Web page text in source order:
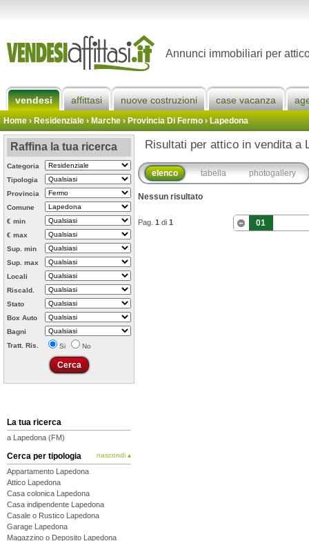
Annunci immobiliari per
vendesi affittasi nuove costruzioni case vacanza
Home› Residenziale › Marche ›Provincia Di Fermo›Lapedona
Raffina la tua ricerca
Categoria
Tipologia
Provincia
Comune
€ min
€ max
Sup. min
Sup. max
Locali
Riscald.
Stato
Box Auto
Bagni
Tratt. Ris.
Si No
La tua ricerca
a Lapedona (FM)
Cerca per tipologia nascondi ▴
Appartamento Lapedona
Attico Lapedona
Casa colonica Lapedona
Casa indipendente Lapedona
Casale o Rustico Lapedona
Garage Lapedona
Magazzino o Deposito Lapedona
Risultati per attico in vendita a
elenco tabella photogallery
Nessun risultato
Pag. 1 di 1 01